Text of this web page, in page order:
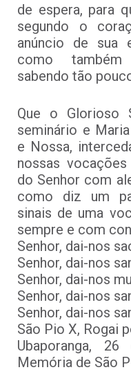
de espera, para
segundo o
anúncio de sua
como também
sabendo tão
Que o Glorioso
seminário e
e Nossa,
nossas
do Senhor com
como diz um
sinais de uma
sempre e com
Senhor, dai-nos
Senhor, dai-nos
Senhor, dai-nos
Senhor, dai-nos
Senhor, dai-nos
São Pio X, Rogai
Ubaporanga,
Memória de São